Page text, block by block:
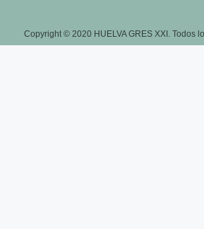
Copyright © 2020 HUELVA GRES XXI. Todos